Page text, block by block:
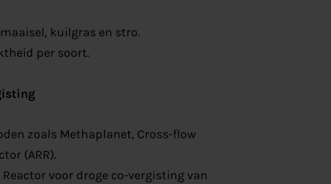
kuilgras en stro.
per soort.
zoals Methaplanet, Cross-flow
(ARR).
voor droge co-vergisting van